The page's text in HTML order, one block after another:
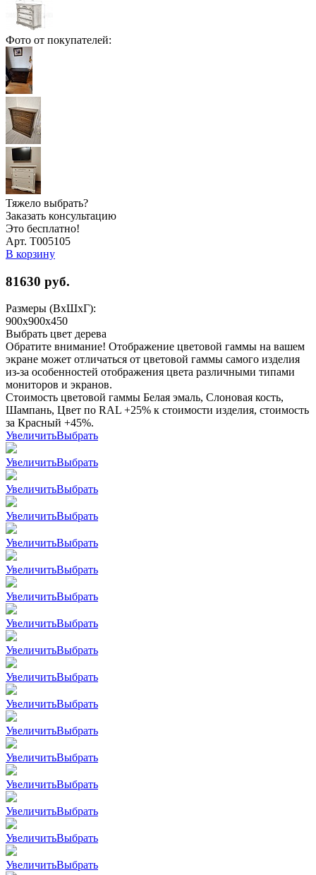
Фото от покупателей:
Тяжело выбрать?
Заказать консультацию
Это бесплатно!
Арт. Т005105
В корзину
81630 руб.
Размеры (ВхШхГ):
900x900x450
Выбрать цвет дерева
Обратите внимание! Отображение цветовой гаммы на вашем
экране может отличаться от цветовой гаммы самого изделия
из-за особенностей отображения цвета различными типами
мониторов и экранов.
Стоимость цветовой гаммы Белая эмаль, Слоновая кость,
Шампань, Цвет по RAL +25% к стоимости изделия, стоимость
за Красный +45%.
УвеличитьВыбрать
УвеличитьВыбрать
УвеличитьВыбрать
УвеличитьВыбрать
УвеличитьВыбрать
УвеличитьВыбрать
УвеличитьВыбрать
УвеличитьВыбрать
УвеличитьВыбрать
УвеличитьВыбрать
УвеличитьВыбрать
УвеличитьВыбрать
УвеличитьВыбрать
УвеличитьВыбрать
УвеличитьВыбрать
УвеличитьВыбрать
УвеличитьВыбрать